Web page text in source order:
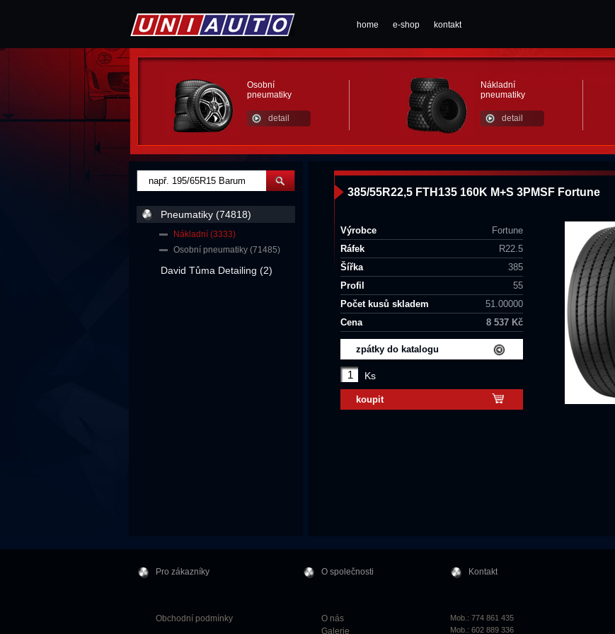
home e-shop kontakt
Osobní
pneumatiky
detail
Nákladní
pneumatiky
detail
385/55R22,5 FTH135 160K M+S 3PMSF Fortune
Výrobce
Fortune
Ráfek
R22.5
Šířka
385
Profil
55
Počet kusů skladem
51.00000
Cena
8 537 Kč
zpátky do katalogu
Ks
koupit
Pneumatiky (74818)
Nákladní (3333)
Osobní pneumatiky (71485)
David Tůma Detailing (2)
Pro zákazníky
Obchodní podmínky
O společnosti
O nás
Galerie
Kontakt
Mob.: 774 861 435
Mob.: 602 889 336